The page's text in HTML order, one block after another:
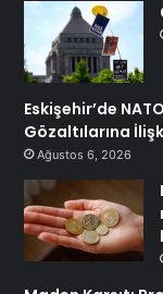
Eskişehir’de
Gözaltılarına
Ağustos 6, 2026